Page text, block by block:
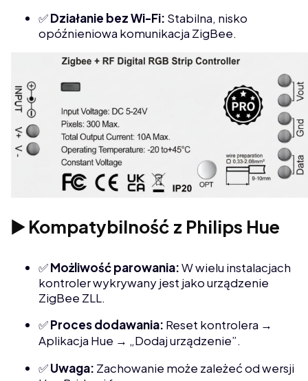
✅Działanie bez Wi-Fi: Stabilna, nisko
opóźnieniowa komunikacja ZigBee.
▶️ Kompatybilność z Philips Hue
✅Możliwość parowania:W wielu instalacjach
kontroler wykrywany jest jako urządzenie
ZigBee ZLL.
✅Proces dodawania: Reset kontrolera →
Aplikacja Hue → „Dodaj urządzenie”.
✅Uwaga: Zachowanie może zależeć od wersji